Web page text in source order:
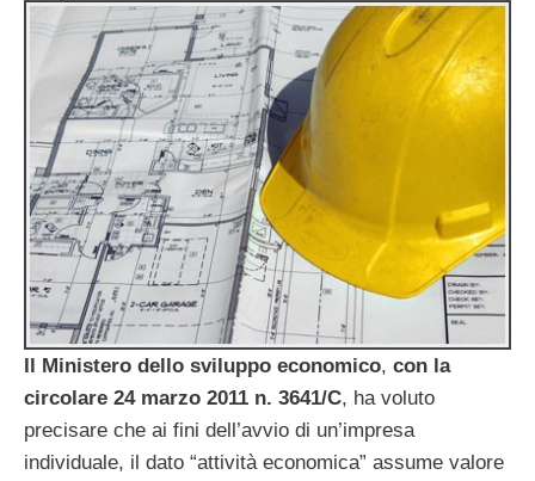
Il Ministero dello sviluppo economico, con la
circolare 24 marzo 2011 n. 3641/C, ha voluto
precisare che ai fini dell’avvio di un’impresa
individuale, il dato “attività economica” assume valore